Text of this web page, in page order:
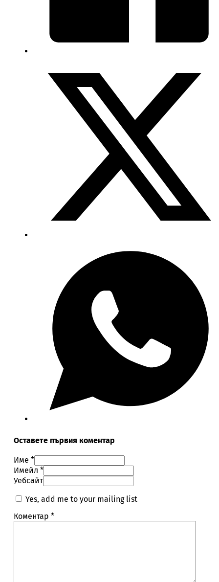
Оставете първия коментар
Име *
Имейл *
Уебсайт
Yes, add me to your mailing list
Коментар *